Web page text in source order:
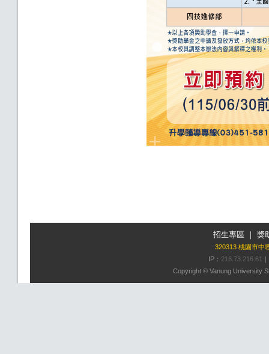
招生專區｜ 獎
320313 桃園市中
IP： 216.73.216.61
Copyright © Vanung University